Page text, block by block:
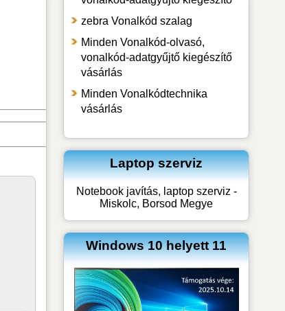
zebra Vonalkód szalag
Minden Vonalkód-olvasó,
vonalkód-adatgyűjtő kiegészítő
vásárlás
Minden Vonalkódtechnika
vásárlás
Laptop szerviz
Notebook javítás, laptop szerviz -
Miskolc, Borsod Megye
Windows 10 helyett 11